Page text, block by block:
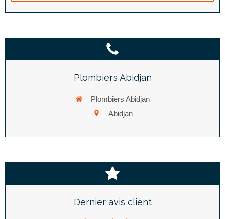
Plombiers Abidjan
Plombiers Abidjan
Abidjan
Dernier avis client